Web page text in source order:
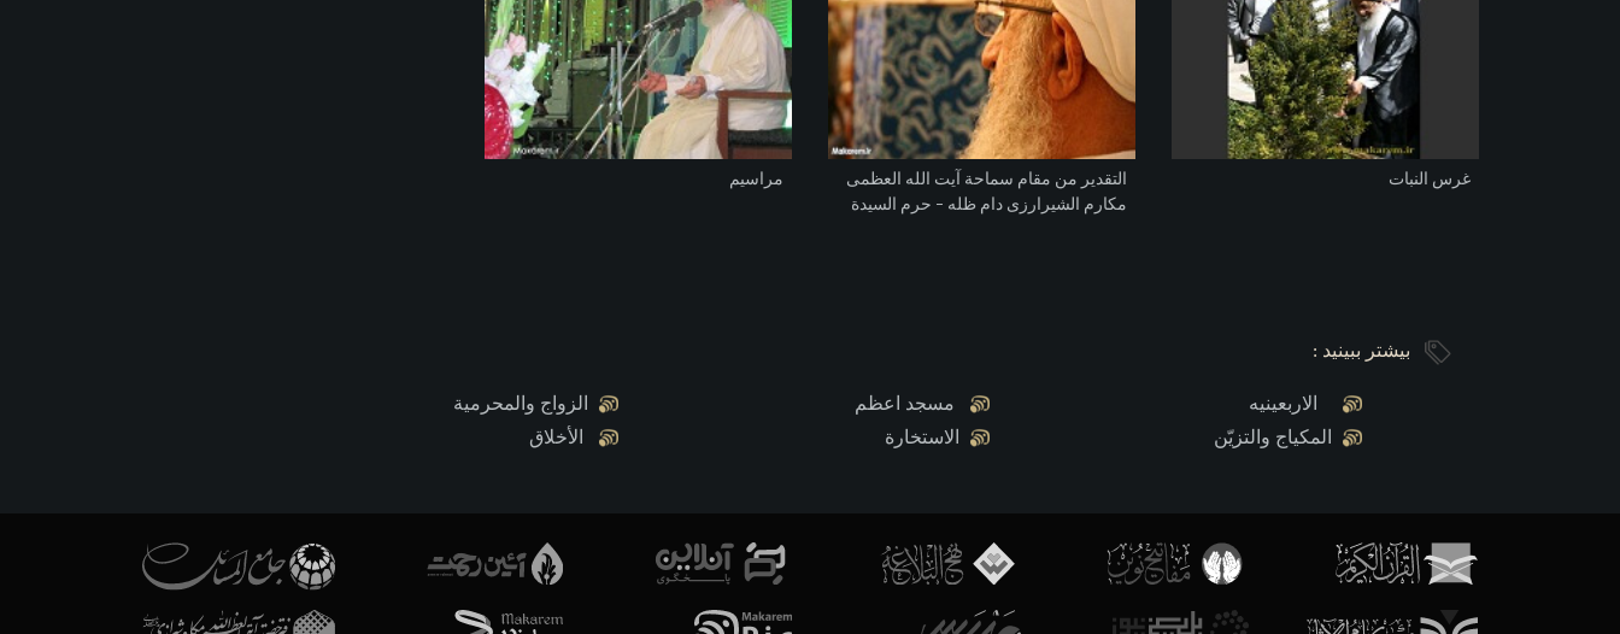
غرس النبات
التقدير من مقام سماحة آیت الله العظمی
مکارم الشیرارزی دام ظله – حرم السيدة
مراسیم
بیشتر ببینید :
الاربعینیه مسجد اعظم
الزواج والمحرمية
المكياج والتزيّن
الاستخارة الأخلاق